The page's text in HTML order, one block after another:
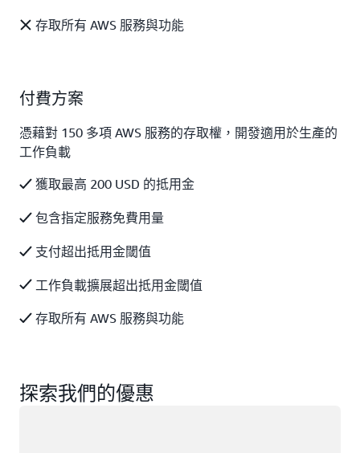
存取所有 AWS 服務與功能
付費方案
憑藉對 150 多項 AWS 服務的存取權，開發適用於生產的
工作負載
獲取最高 200 USD 的抵用金
包含指定服務免費用量
支付超出抵用金閾值
工作負載擴展超出抵用金閾值
存取所有 AWS 服務與功能
探索我們的優惠